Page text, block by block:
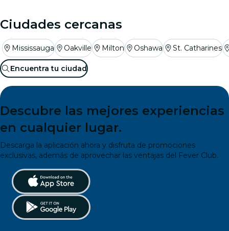
Ciudades cercanas
Mississauga Oakville Milton Oshawa St. Catharines
Encuentra tu ciudad
Descubre las mejores experiencias
en cualquier lugar.
Descarga la aplicación ahora y disfruta de promociones
exclusivas, además de aprovechar las ventajas del Fever Club.